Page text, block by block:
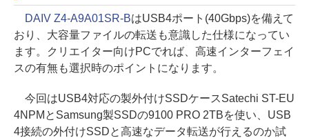
DAIV Z4-A9A01SR-BはUSB4ポート(40Gbps)を備えて
おり、大容量ファイルの転送も意識した仕様になってい
ます。クリエイター向けPCでれば、高速インターフェイ
スの有無も選択時のポイントになります。
今回はUSB4対応の製外付けSSDケースSatechi ST-EU
4NPMとSamsung製SSDの9100 PRO 2TBを使い、USB
4接続の外付けSSDと高速なデータ転送が行えるのか試